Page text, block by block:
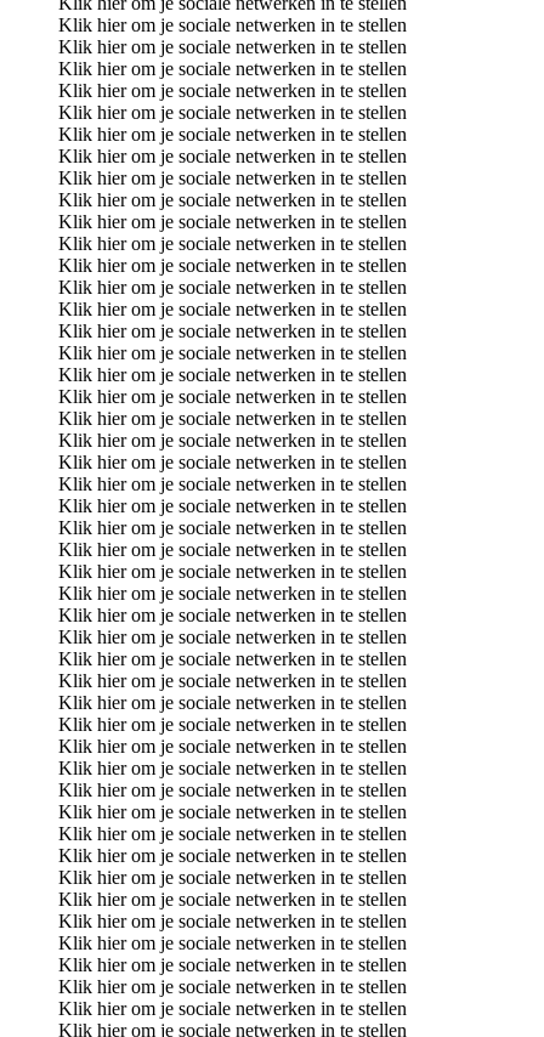
Klik hier om je sociale netwerken in te stellen
Klik hier om je sociale netwerken in te stellen
Klik hier om je sociale netwerken in te stellen
Klik hier om je sociale netwerken in te stellen
Klik hier om je sociale netwerken in te stellen
Klik hier om je sociale netwerken in te stellen
Klik hier om je sociale netwerken in te stellen
Klik hier om je sociale netwerken in te stellen
Klik hier om je sociale netwerken in te stellen
Klik hier om je sociale netwerken in te stellen
Klik hier om je sociale netwerken in te stellen
Klik hier om je sociale netwerken in te stellen
Klik hier om je sociale netwerken in te stellen
Klik hier om je sociale netwerken in te stellen
Klik hier om je sociale netwerken in te stellen
Klik hier om je sociale netwerken in te stellen
Klik hier om je sociale netwerken in te stellen
Klik hier om je sociale netwerken in te stellen
Klik hier om je sociale netwerken in te stellen
Klik hier om je sociale netwerken in te stellen
Klik hier om je sociale netwerken in te stellen
Klik hier om je sociale netwerken in te stellen
Klik hier om je sociale netwerken in te stellen
Klik hier om je sociale netwerken in te stellen
Klik hier om je sociale netwerken in te stellen
Klik hier om je sociale netwerken in te stellen
Klik hier om je sociale netwerken in te stellen
Klik hier om je sociale netwerken in te stellen
Klik hier om je sociale netwerken in te stellen
Klik hier om je sociale netwerken in te stellen
Klik hier om je sociale netwerken in te stellen
Klik hier om je sociale netwerken in te stellen
Klik hier om je sociale netwerken in te stellen
Klik hier om je sociale netwerken in te stellen
Klik hier om je sociale netwerken in te stellen
Klik hier om je sociale netwerken in te stellen
Klik hier om je sociale netwerken in te stellen
Klik hier om je sociale netwerken in te stellen
Klik hier om je sociale netwerken in te stellen
Klik hier om je sociale netwerken in te stellen
Klik hier om je sociale netwerken in te stellen
Klik hier om je sociale netwerken in te stellen
Klik hier om je sociale netwerken in te stellen
Klik hier om je sociale netwerken in te stellen
Klik hier om je sociale netwerken in te stellen
Klik hier om je sociale netwerken in te stellen
Klik hier om je sociale netwerken in te stellen